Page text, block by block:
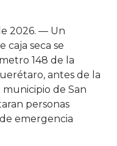
2026. — Un
seca se
148 de la
antes de la
de San
personas
de emergencia